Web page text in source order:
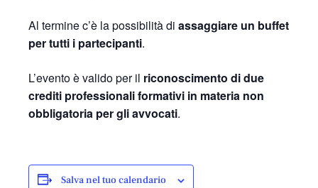
Al termine c’è la possibilità di assaggiare un buffet
per tutti i partecipanti.
L’evento è valido per il riconoscimento di due
crediti professionali formativi in materia non
obbligatoria per gli avvocati.
Salva nel tuo calendario